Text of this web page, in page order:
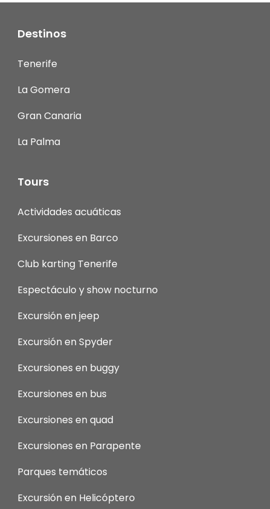
Destinos
Tenerife
La Gomera
Gran Canaria
La Palma
Tours
Actividades acuáticas
Excursiones en Barco
Club karting Tenerife
Espectáculo y show nocturno
Excursión en jeep
Excursión en Spyder
Excursiones en buggy
Excursiones en bus
Excursiones en quad
Excursiones en Parapente
Parques temáticos
Excursión en Helicóptero